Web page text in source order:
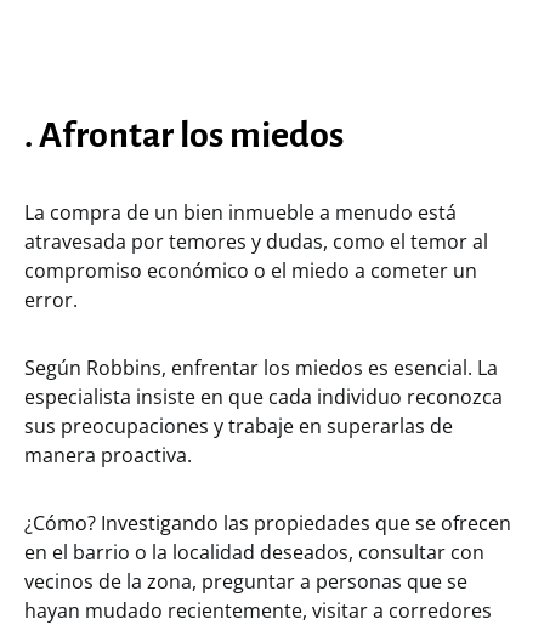
. Afrontar los miedos
La compra de un bien inmueble a menudo está
atravesada por temores y dudas, como el temor al
compromiso económico o el miedo a cometer un
error.
Según Robbins, enfrentar los miedos es esencial. La
especialista insiste en que cada individuo reconozca
sus preocupaciones y trabaje en superarlas de
manera proactiva.
¿Cómo? Investigando las propiedades que se ofrecen
en el barrio o la localidad deseados, consultar con
vecinos de la zona, preguntar a personas que se
hayan mudado recientemente, visitar a corredores